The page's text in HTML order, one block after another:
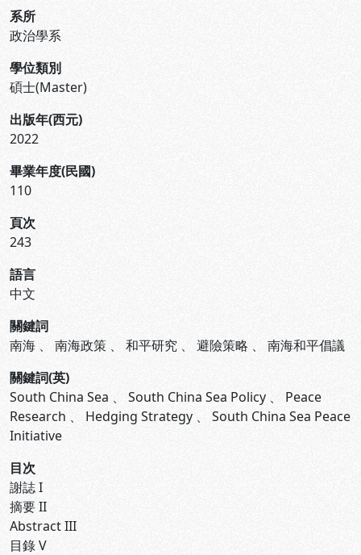
系所
政治學系
學位類別
碩士(Master)
出版年(西元)
2022
畢業年度(民國)
110
頁次
243
語言
中文
關鍵詞
南海 、 南海政策 、 和平研究 、 避險策略 、 南海和平倡議
關鍵詞(英)
South China Sea 、 South China Sea Policy 、 Peace
Research 、 Hedging Strategy 、 South China Sea Peace
Initiative
目次
謝誌 I
摘要 II
Abstract III
目錄 V